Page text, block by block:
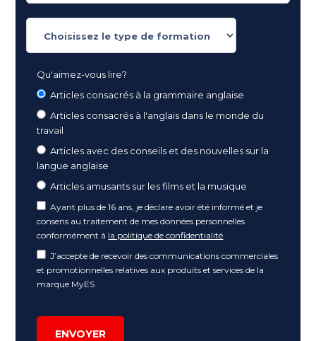
Qu'aimez-vous lire?
Articles consacrés à la grammaire anglaise
Articles consacrés à l'anglais dans le monde du
travail
Articles avec des conseils et des nouvelles sur la
langue anglaise
Articles amusants sur les films et la musique
Ayant plus de 16 ans, je déclare avoir été informé et je
consens au traitement de mes données personnelles
conformément à la politique de confidentialité
J’accepte de recevoir des communications commerciales
et promotionnelles relatives aux produits et services de la
marque MyES
ENVOYER